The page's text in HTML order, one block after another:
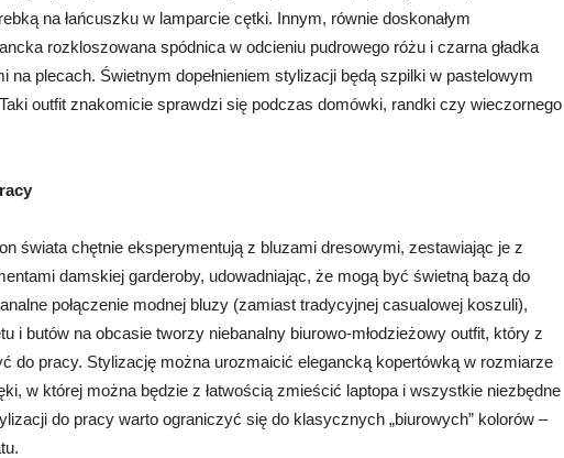
na łańcuszku w lamparcie cętki. Innym, równie doskonałym
rozkloszowana spódnica w odcieniu pudrowego różu i czarna gładka
na plecach. Świetnym dopełnieniem stylizacji będą szpilki w pastelowym
outfit znakomicie sprawdzi się podczas domówki, randki czy wieczornego
świata chętnie eksperymentują z bluzami dresowymi, zestawiając je z
damskiej garderoby, udowadniając, że mogą być świetną bazą do
połączenie modnej bluzy (zamiast tradycyjnej casualowej koszuli),
i butów na obcasie tworzy niebanalny biurowo-młodzieżowy outfit, który z
do pracy. Stylizację można urozmaicić elegancką kopertówką w rozmiarze
w której można będzie z łatwością zmieścić laptopa i wszystkie niezbędne
do pracy warto ograniczyć się do klasycznych „biurowych” kolorów –